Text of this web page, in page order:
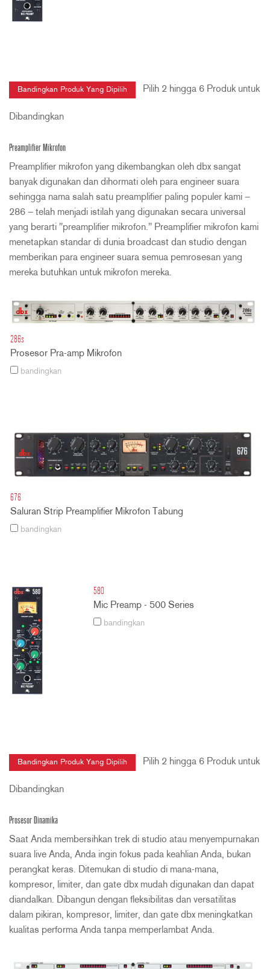
Pilih 2 hingga 6 Produk untuk
Dibandingkan
Preamplifier Mikrofon
Preamplifier mikrofon yang dikembangkan oleh dbx sangat
banyak digunakan dan dihormati oleh para engineer suara
sehingga nama salah satu preamplifier paling populer kami –
286 – telah menjadi istilah yang digunakan secara universal
yang berarti "preamplifier mikrofon." Preamplifier mikrofon kami
menetapkan standar di dunia broadcast dan studio dengan
memberikan para engineer suara semua pemrosesan yang
mereka butuhkan untuk mikrofon mereka.
286s
Prosesor Pra-amp Mikrofon
bandingkan
676
Saluran Strip Preamplifier Mikrofon Tabung
bandingkan
580
Mic Preamp - 500 Series
bandingkan
Pilih 2 hingga 6 Produk untuk
Dibandingkan
Prosesor Dinamika
Saat Anda membersihkan trek di studio atau menyempurnakan
suara live Anda, Anda ingin fokus pada keahlian Anda, bukan
perangkat keras. Ditemukan di studio di mana-mana,
kompresor, limiter, dan gate dbx mudah digunakan dan dapat
diandalkan. Dibangun dengan fleksibilitas dan versatilitas
dalam pikiran, kompresor, limiter, dan gate dbx meningkatkan
kualitas performa Anda tanpa memperlambat Anda.